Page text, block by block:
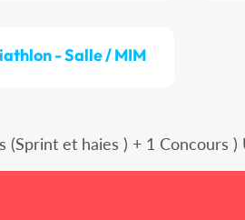
- Salle / MIM
et haies ) + 1 Concours